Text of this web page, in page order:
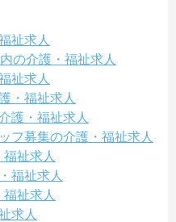
祉求人
の介護・福祉求人
祉求人
・福祉求人
護・福祉求人
フ募集の介護・福祉求人
祉求人
福祉求人
祉求人
求人